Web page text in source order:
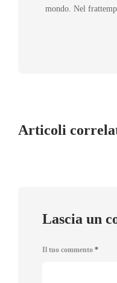
mondo. Nel
Articoli
Lascia un
Il tuo commento *